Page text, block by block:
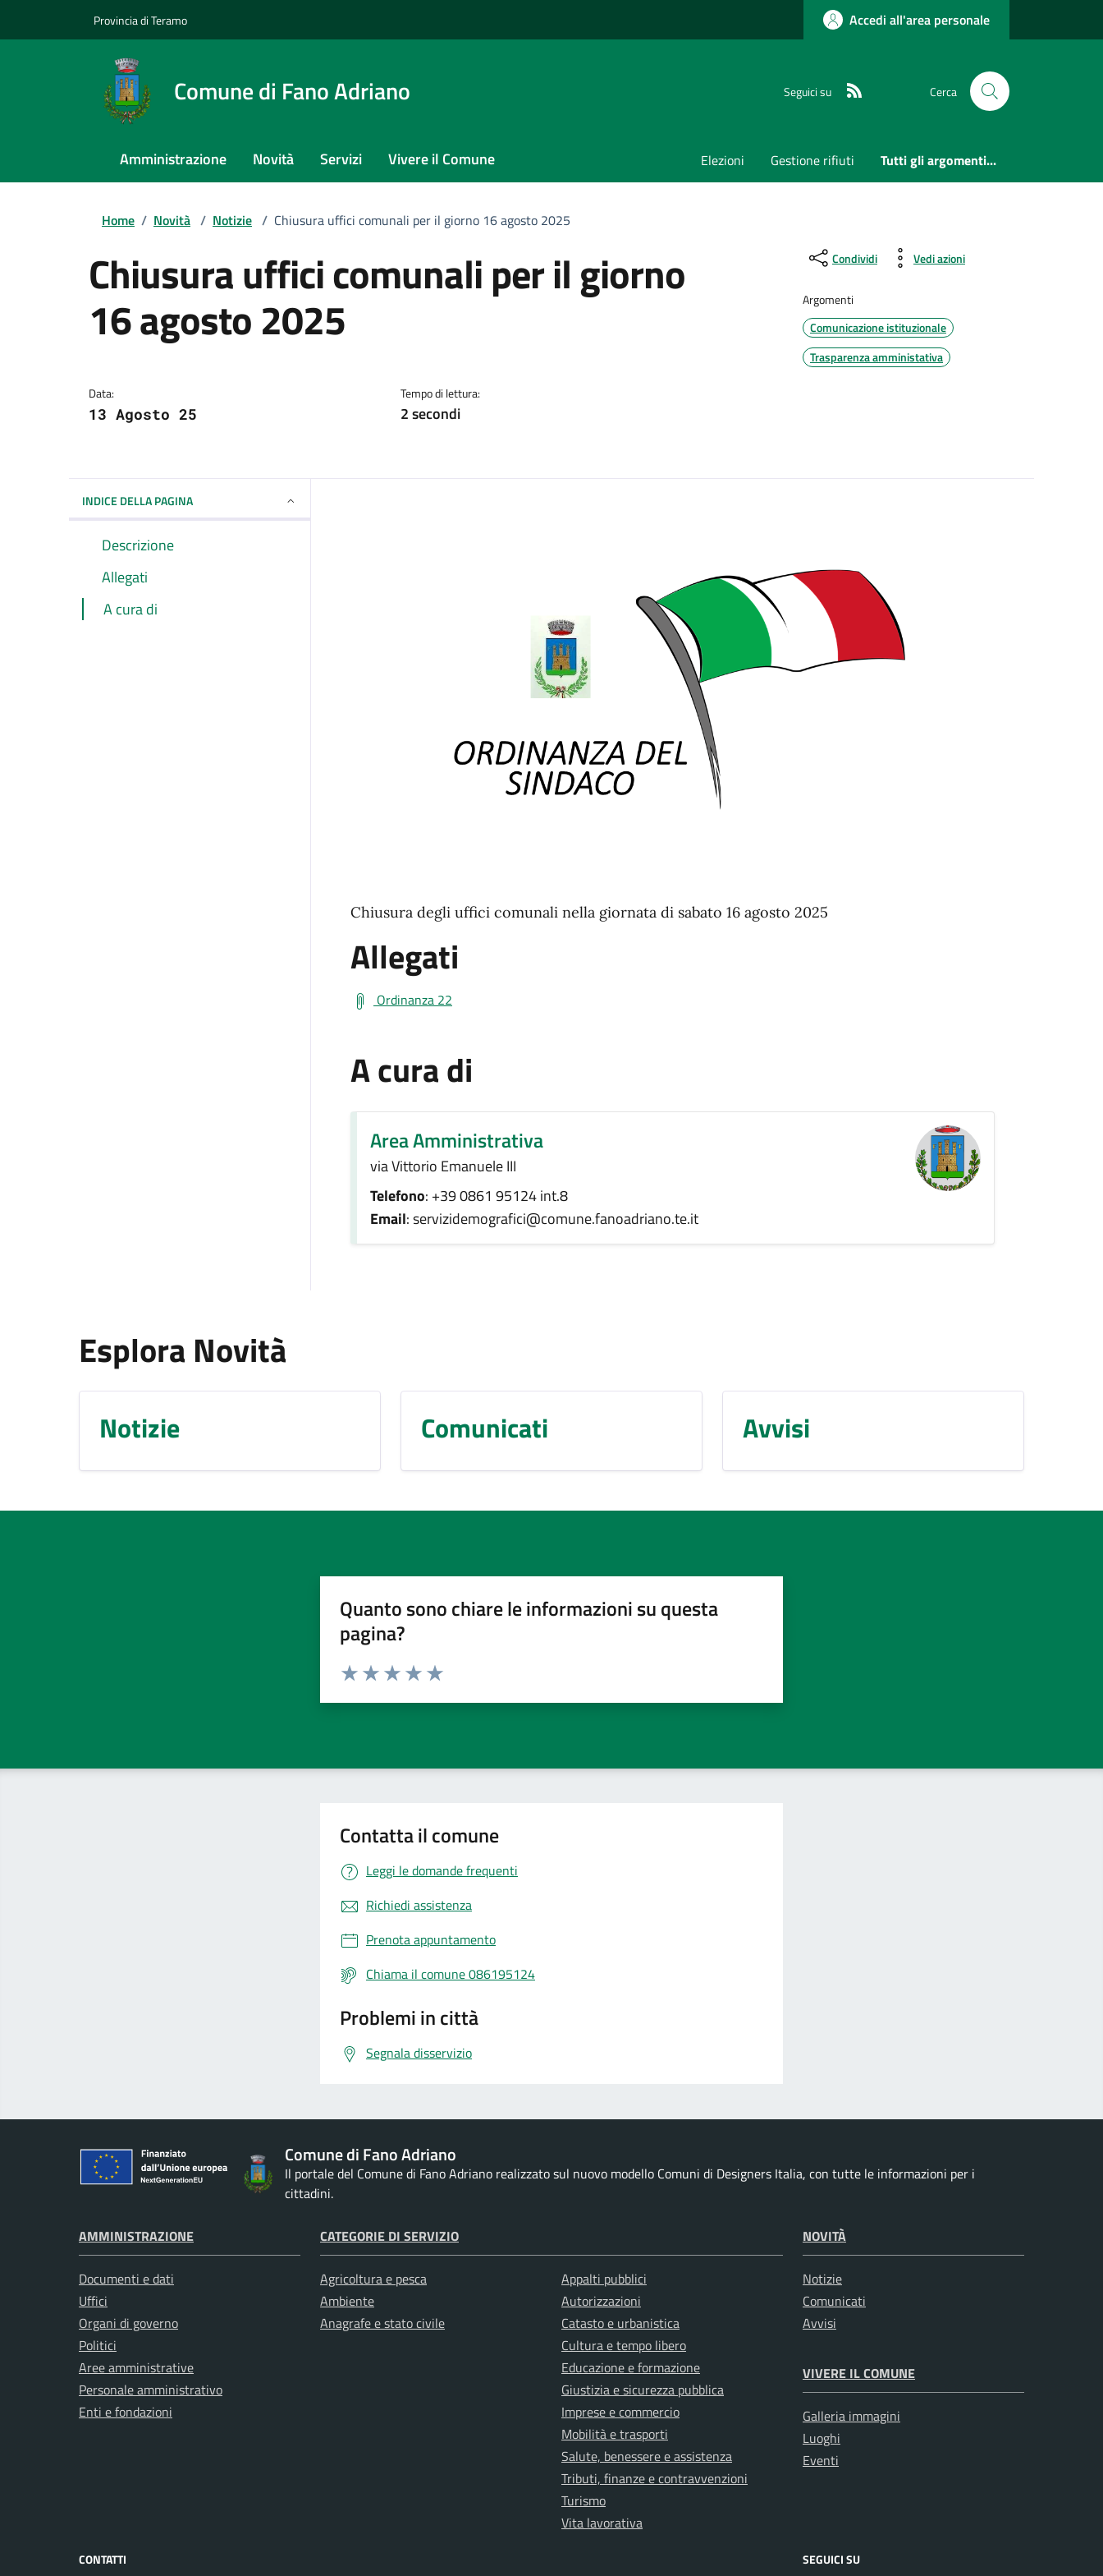
Provincia di Teramo Accedi all'area personale
Comune di Fano Adriano Seguici su Cerca
Amministrazione Novità Servizi Vivere il Comune Elezioni Gestione rifiuti Tutti gli argomenti...
Home / Novità / Notizie / Chiusura uffici comunali per il giorno 16 agosto 2025
Chiusura uffici comunali per il giorno
16 agosto 2025
Data:
13 Agosto 25
Tempo di lettura:
2 secondi
Condividi Vedi azioni
Argomenti
Comunicazione istituzionale
Trasparenza amministativa
INDICE DELLA PAGINA
Descrizione
Allegati
A cura di
Chiusura degli uffici comunali nella giornata di sabato 16 agosto 2025
Allegati
Ordinanza 22
A cura di
Area Amministrativa
via Vittorio Emanuele III
Telefono: +39 0861 95124 int.8
Email: servizidemografici@comune.fanoadriano.te.it
Esplora Novità
Notizie Comunicati Avvisi
Quanto sono chiare le informazioni su questa
pagina?
Valuta da 1 a 5 stelle la pagina
Contatta il comune
Leggi le domande frequenti
Richiedi assistenza
Prenota appuntamento
Chiama il comune 086195124
Problemi in città
Segnala disservizio
Comune di Fano Adriano
Il portale del Comune di Fano Adriano realizzato sul nuovo modello Comuni di Designers Italia, con tutte le informazioni per i
cittadini.
AMMINISTRAZIONE
Documenti e dati
Uffici
Organi di governo
Politici
Aree amministrative
Personale amministrativo
Enti e fondazioni
CATEGORIE DI SERVIZIO
Agricoltura e pesca
Ambiente
Anagrafe e stato civile
Appalti pubblici
Autorizzazioni
Catasto e urbanistica
Cultura e tempo libero
Educazione e formazione
Giustizia e sicurezza pubblica
Imprese e commercio
Mobilità e trasporti
Salute, benessere e assistenza
Tributi, finanze e contravvenzioni
Turismo
Vita lavorativa
NOVITÀ
Notizie
Comunicati
Avvisi
VIVERE IL COMUNE
Galleria immagini
Luoghi
Eventi
CONTATTI SEGUICI SU